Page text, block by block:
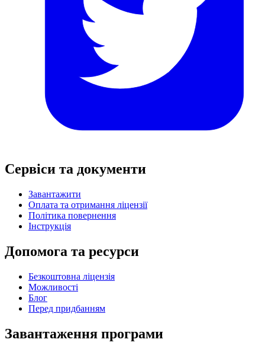
Сервіси та документи
Завантажити
Оплата та отримання ліцензії
Політика повернення
Інструкція
Допомога та ресурси
Безкоштовна ліцензія
Можливості
Блог
Перед придбанням
Завантаження програми